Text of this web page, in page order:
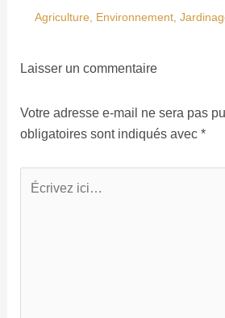
Agriculture Environnement,
Laisser un commentaire
Votre adresse e-mail ne sera pas
obligatoires sont indiqués avec *